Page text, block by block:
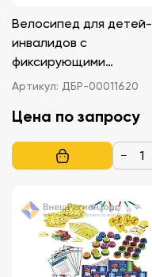
Велосипед для детей-
инвалидов с
фиксирующими
ремешками
Артикул: ДБР-00011620
Цена по запросу
−